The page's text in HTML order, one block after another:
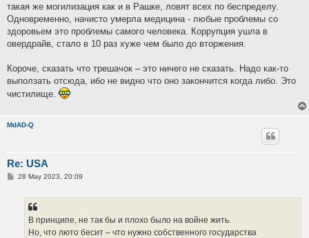
такая же могилизация как и в Рашке, ловят всех по беспределу.
Одновременно, начисто умерла медицина - любые проблемы со
здоровьем это проблемы самого человека. Коррупция ушла в
овердрайв, стало в 10 раз хуже чем было до вторжения.
Короче, сказать что трешачок – это ничего не сказать. Надо как-то
выползать отсюда, ибо не видно что оно закончится когда либо. Это
чистилище.
MdAD-Q
Re: USA
P28 May 2023, 20:09
В принципе, не так бы и плохо было на войне жить.
Но, что люто бесит – что нужно собственного государства